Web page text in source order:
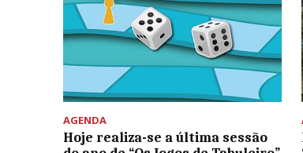
AGENDA
Hoje realiza-se a última sessão